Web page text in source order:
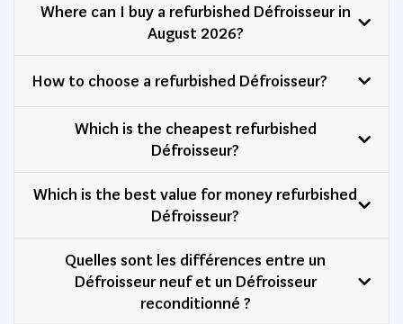
Where can I buy a refurbished Défroisseur in
August 2026?
How to choose a refurbished Défroisseur?
Which is the cheapest refurbished
Défroisseur?
Which is the best value for money refurbished
Défroisseur?
Quelles sont les différences entre un
Défroisseur neuf et un Défroisseur
reconditionné ?